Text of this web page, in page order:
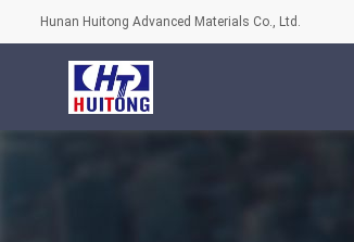
Hunan Huitong Advanced Materials Co., Ltd.